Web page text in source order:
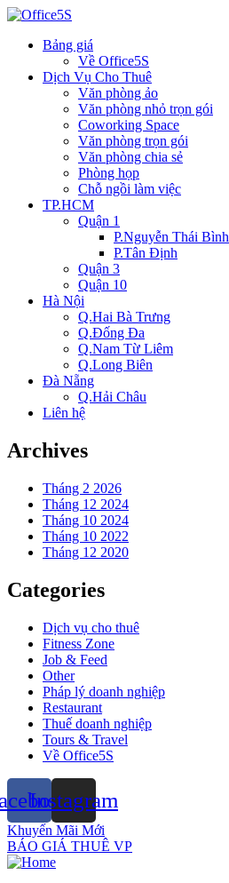
Bảng giá
Về Office5S
Dịch Vụ Cho Thuê
Văn phòng ảo
Văn phòng nhỏ trọn gói
Coworking Space
Văn phòng trọn gói
Văn phòng chia sẻ
Phòng họp
Chỗ ngồi làm việc
TP.HCM
Quận 1
P.Nguyễn Thái Bình
P.Tân Định
Quận 3
Quận 10
Hà Nội
Q.Hai Bà Trưng
Q.Đống Đa
Q.Nam Từ Liêm
Q.Long Biên
Đà Nẵng
Q.Hải Châu
Liên hệ
Archives
Tháng 2 2026
Tháng 12 2024
Tháng 10 2024
Tháng 10 2022
Tháng 12 2020
Categories
Dịch vụ cho thuê
Fitness Zone
Job & Feed
Other
Pháp lý doanh nghiệp
Restaurant
Thuế doanh nghiệp
Tours & Travel
Về Office5S
Instagram
Khuyến Mãi Mới
BÁO GIÁ THUÊ VP